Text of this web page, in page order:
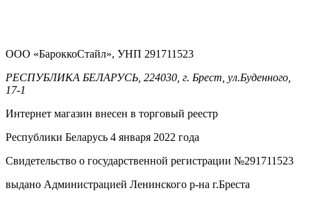
ООО «БароккоСтайл», УНП 291711523
РЕСПУБЛИКА БЕЛАРУСЬ, 224030, г. Брест, ул.Буденного,
17-1
Интернет магазин внесен в торговый реестр
Республики Беларусь 4 января 2022 года
Свидетельство о государственной регистрации №291711523
выдано Администрацией Ленинского р-на г.Бреста